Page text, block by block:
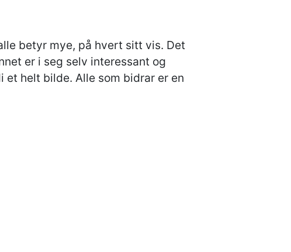
betyr mye, på hvert sitt vis. Det
er i seg selv interessant og
helt bilde. Alle som bidrar er en